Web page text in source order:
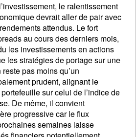
le ralentissement
devrait aller de pair avec
attendus. Le fort
au cours des derniers mois,
les investissements en actions
les stratégies de portage sur une
pas moins qu’un
prudent, alignant le
sur celui de l’indice de
De même, il convient
progressive car le flux
semaines laisse